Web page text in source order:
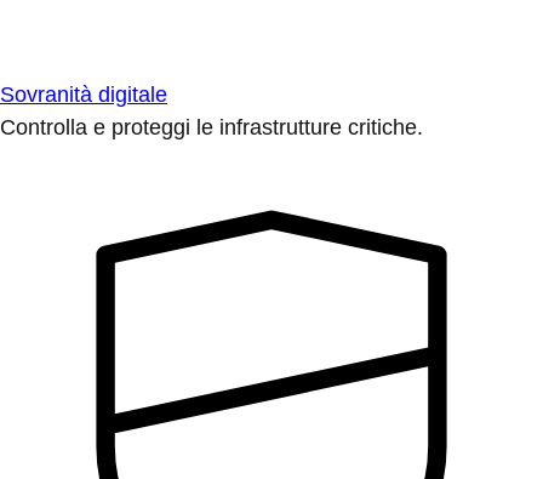
Sovranità digitale
Controlla e proteggi le infrastrutture critiche.